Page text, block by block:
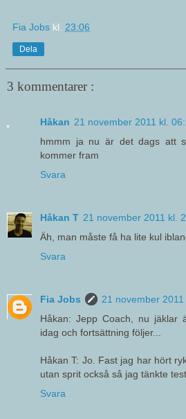
Fia Jobs kl. 23:06
Dela
3 kommentarer :
Håkan 21 november 2011 kl.
hmmm ja nu är det dags att
kommer fram
Svara
Håkan T 21 november 2011 kl.
Äh, man måste få ha lite kul
Svara
Fia Jobs
21 november
Håkan: Jepp Coach, nu jäklar
idag och fortsättning följer...
Håkan T: Jo. Fast jag har hört
utan sprit också så jag tänkte
Svara